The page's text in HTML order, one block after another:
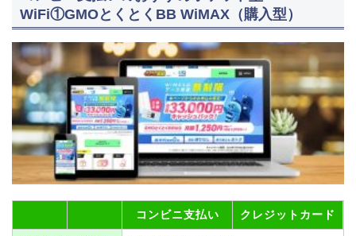
WiFi①GMOとくとくBB WiMAX（購入型）
コンビニ支払い クレジットカード